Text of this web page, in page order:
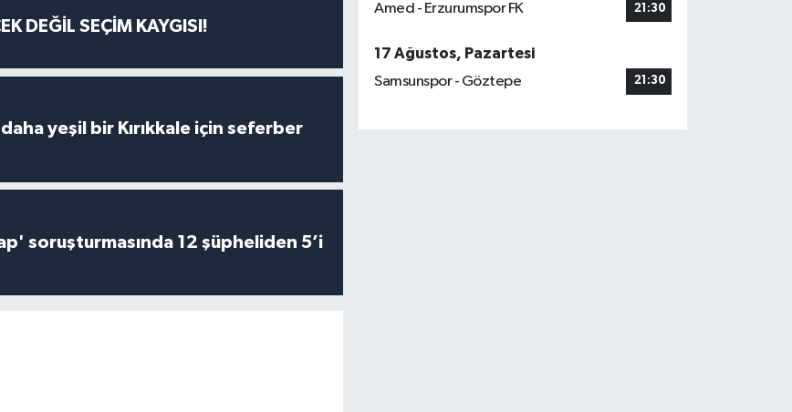
DEĞİL SEÇİM KAYGISI!
daha yeşil bir Kırıkkale için seferber
soruşturmasında 12 şüpheliden 5’i
Amed - Erzurumspor FK 21:30
17 Ağustos, Pazartesi
Samsunspor - Göztepe
21:30